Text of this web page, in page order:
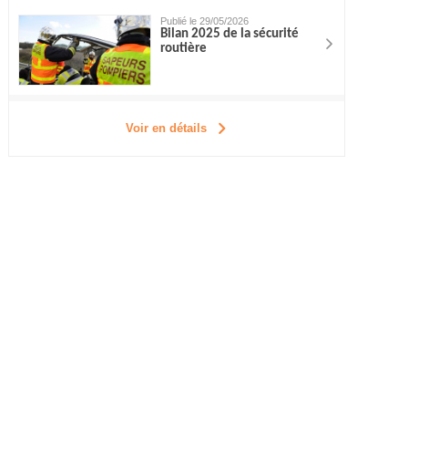
Publié le 29/05/2026
Bilan 2025 de la sécurité
routière
Voir en détails